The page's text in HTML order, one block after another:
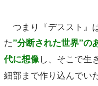
つまり『デススト』
た”分断された世界”の
代に想像し、そこで生
細部まで作り込んでい